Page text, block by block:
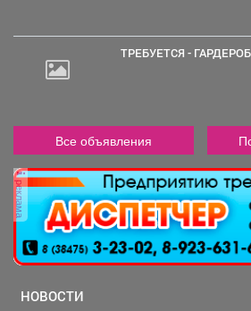
ТРЕБУЕТСЯ -
Все объявления
реклама
НОВОСТИ